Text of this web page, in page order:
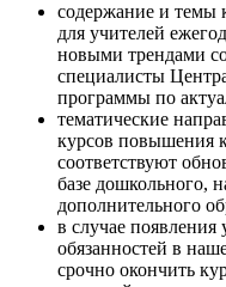
содержание и темы
для учителей
новыми трендами
специалисты
программы по
тематические
курсов повышения
соответствуют
базе дошкольного,
дополнительного
в случае появления
обязанностей в
срочно окончить